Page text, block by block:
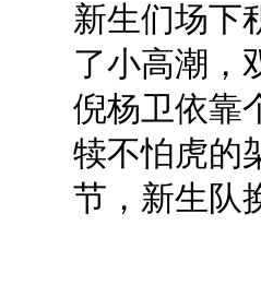
新生们场下
了小高潮，
倪杨卫依靠
犊不怕虎的
节，新生队